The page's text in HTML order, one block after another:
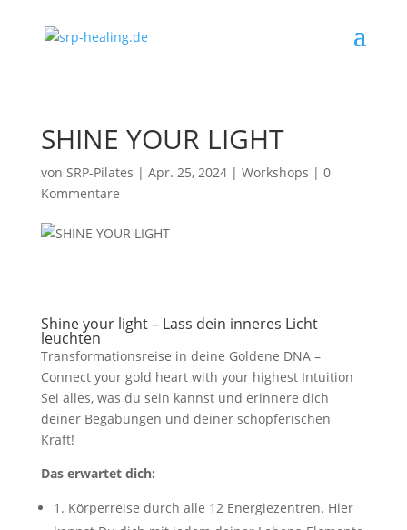
SHINE YOUR LIGHT
von SRP-Pilates | Apr. 25, 2024| Workshops | 0
Kommentare
Shine your light – Lass dein inneres Licht
leuchten
Transformationsreise in deine Goldene DNA –
Connect your gold heart with your highest Intuition
Sei alles, was du sein kannst und erinnere dich
deiner Begabungen und deiner schöpferischen
Kraft!
Das erwartet dich:
1. Körperreise durch alle 12 Energiezentren. Hier